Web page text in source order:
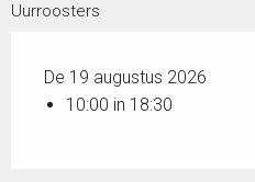
Uurroosters
De 19 augustus 2026
10:00 in 18:30